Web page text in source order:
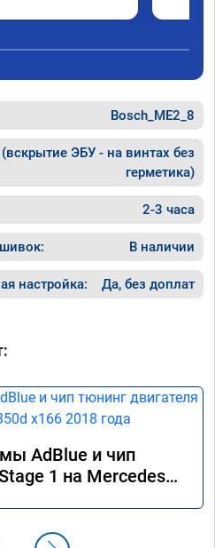
Bosch_ME2_8
ЭБУ - на винтах без
герметика)
2-3 часа
В наличии
настройка: Да, без доплат
AdBlue и чип
1 на Mercedes